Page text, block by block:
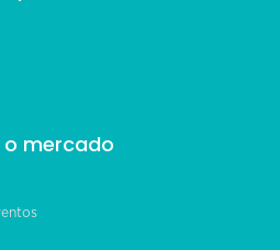
o mercado